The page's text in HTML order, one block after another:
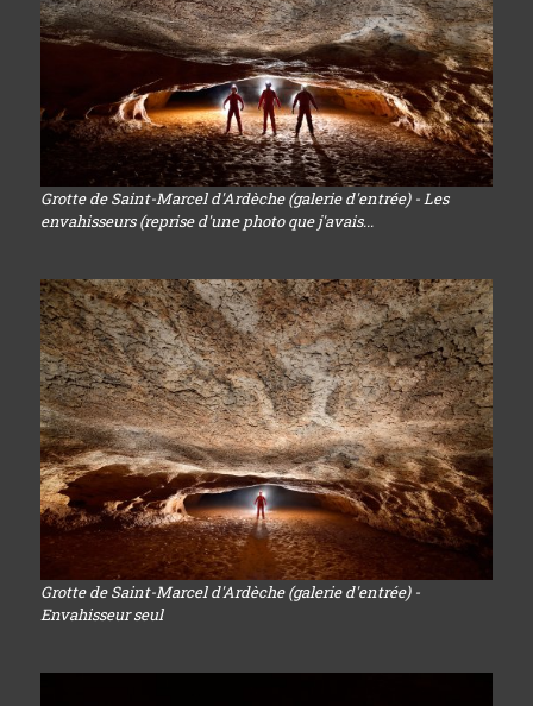
Grotte de Saint-Marcel d'Ardèche (galerie d'entrée) - Les
envahisseurs (reprise d'une photo que j'avais...
Grotte de Saint-Marcel d'Ardèche (galerie d'entrée) -
Envahisseur seul